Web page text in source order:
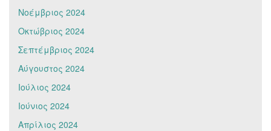
Νοέμβριος 2024
Οκτώβριος 2024
Σεπτέμβριος 2024
Αύγουστος 2024
Ιούλιος 2024
Ιούνιος 2024
Απρίλιος 2024